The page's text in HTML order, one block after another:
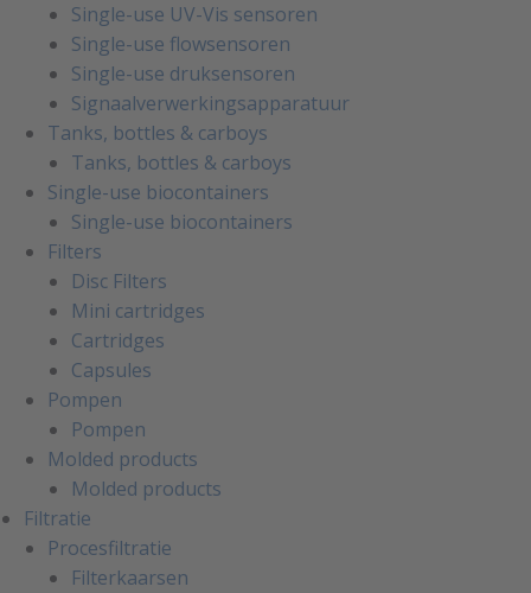
Single-use UV-Vis sensoren
Single-use flowsensoren
Single-use druksensoren
Signaalverwerkingsapparatuur
Tanks, bottles & carboys
Tanks, bottles & carboys
Single-use biocontainers
Single-use biocontainers
Filters
Disc Filters
Mini cartridges
Cartridges
Capsules
Pompen
Pompen
Molded products
Molded products
Filtratie
Procesfiltratie
Filterkaarsen